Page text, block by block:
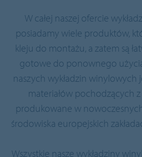
W całej naszej ofercie
posiadamy wiele produktów,
kleju do montażu, a zatem są
gotowe do ponownego
naszych wykładzin winylowych
materiałów pochodzących
produkowane w
środowiska europejskich
Wszystkie nasze wykładziny